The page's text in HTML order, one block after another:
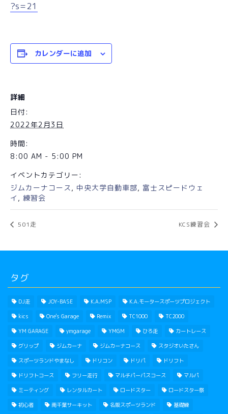
?s=21
カレンダーに追加
詳細
日付:
2022年2月3日
時間:
8:00 AM - 5:00 PM
イベントカテゴリー:
ジムカーナコース, 中央大学自動車部, 富士スピードウェ
イ , 練習会
501走 KCS練習会
タグ
DJ走 JOY-BASE K.A.MSP K.A.モータースポーツプロジェクト
kics One's Garage Remix TC1000 TC2000
YM GARAGE ymgarage YMGM ひろ走 カートレース
グリップ ジムカーナ ジムカーナコース スタジオいたさん
スポーツランドやまなし ドリコン ドリパ ドリフト
ドリフトコース フリー走行 マルチパーパスコース マルパ
ミーティング レンタルカート ロードスター ロードスター祭
初心者 南千葉サーキット 名阪スポーツランド 基礎練